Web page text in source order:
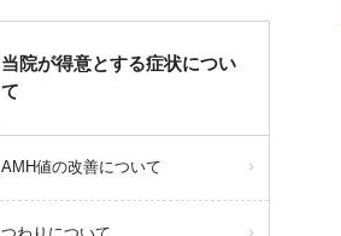
当院が得意とする症状につい
て
AMH値の改善について